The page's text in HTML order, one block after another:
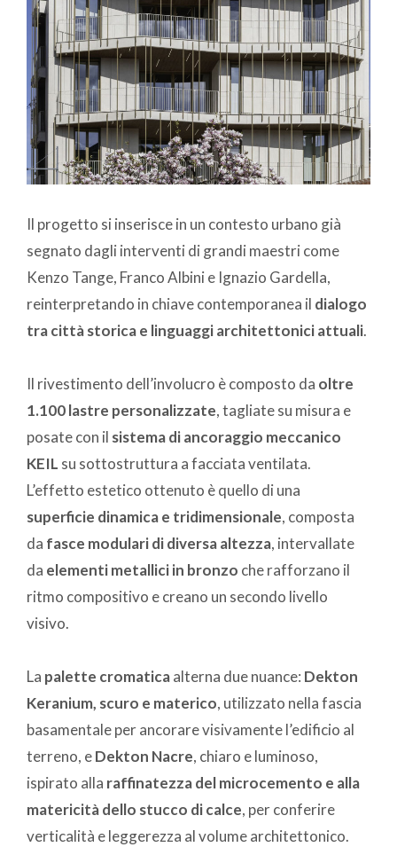
Il progetto si inserisce in un contesto urbano già
segnato dagli interventi di grandi maestri come
Kenzo Tange, Franco Albini e Ignazio Gardella,
reinterpretando in chiave contemporanea il dialogo
tra città storica e linguaggi architettonici attuali.
Il rivestimento dell’involucro è composto da oltre
1.100 lastre personalizzate, tagliate su misura e
posate con il sistema di ancoraggio meccanico
KEIL su sottostruttura a facciata ventilata.
L’effetto estetico ottenuto è quello di una
superficie dinamica e tridimensionale, composta
da fasce modulari di diversa altezza, intervallate
da elementi metallici in bronzo che rafforzano il
ritmo compositivo e creano un secondo livello
visivo.
La palette cromaticaalterna due nuance: Dekton
Keranium, scuro e materico, utilizzato nella fascia
basamentale per ancorare visivamente l’edificio al
terreno, eDekton Nacre, chiaro e luminoso,
ispirato alla raffinatezza del microcemento e alla
matericità dello stucco di calce, per conferire
verticalità e leggerezza al volume architettonico.